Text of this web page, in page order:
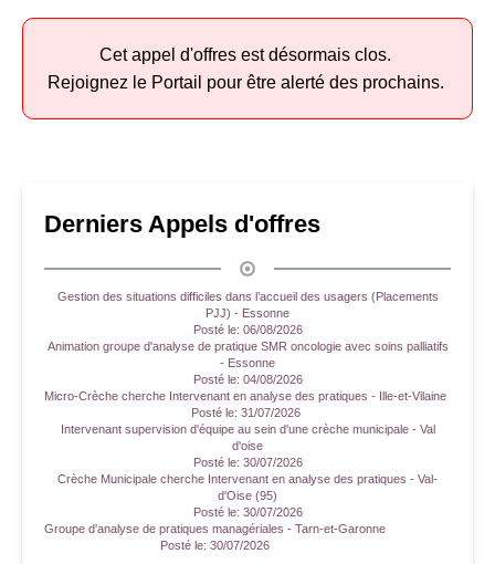
Cet appel d'offres est désormais clos.
Rejoignez le Portail pour être alerté des prochains.
Derniers Appels d'offres
Gestion des situations difficiles dans l’accueil des usagers (Placements
PJJ) - Essonne
Posté le: 06/08/2026
Animation groupe d'analyse de pratique SMR oncologie avec soins palliatifs
- Essonne
Posté le: 04/08/2026
Micro-Crèche cherche Intervenant en analyse des pratiques - Ille-et-Vilaine
Posté le: 31/07/2026
Intervenant supervision d'équipe au sein d'une crèche municipale - Val
d'oise
Posté le: 30/07/2026
Crèche Municipale cherche Intervenant en analyse des pratiques - Val-
d'Oise (95)
Posté le: 30/07/2026
Groupe d'analyse de pratiques managériales - Tarn-et-Garonne
Posté le: 30/07/2026